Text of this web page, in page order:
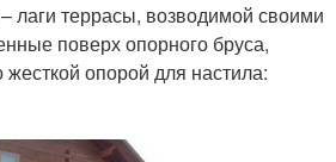
лаги террасы, возводимой своими
поверх опорного бруса,
опорой для настила: